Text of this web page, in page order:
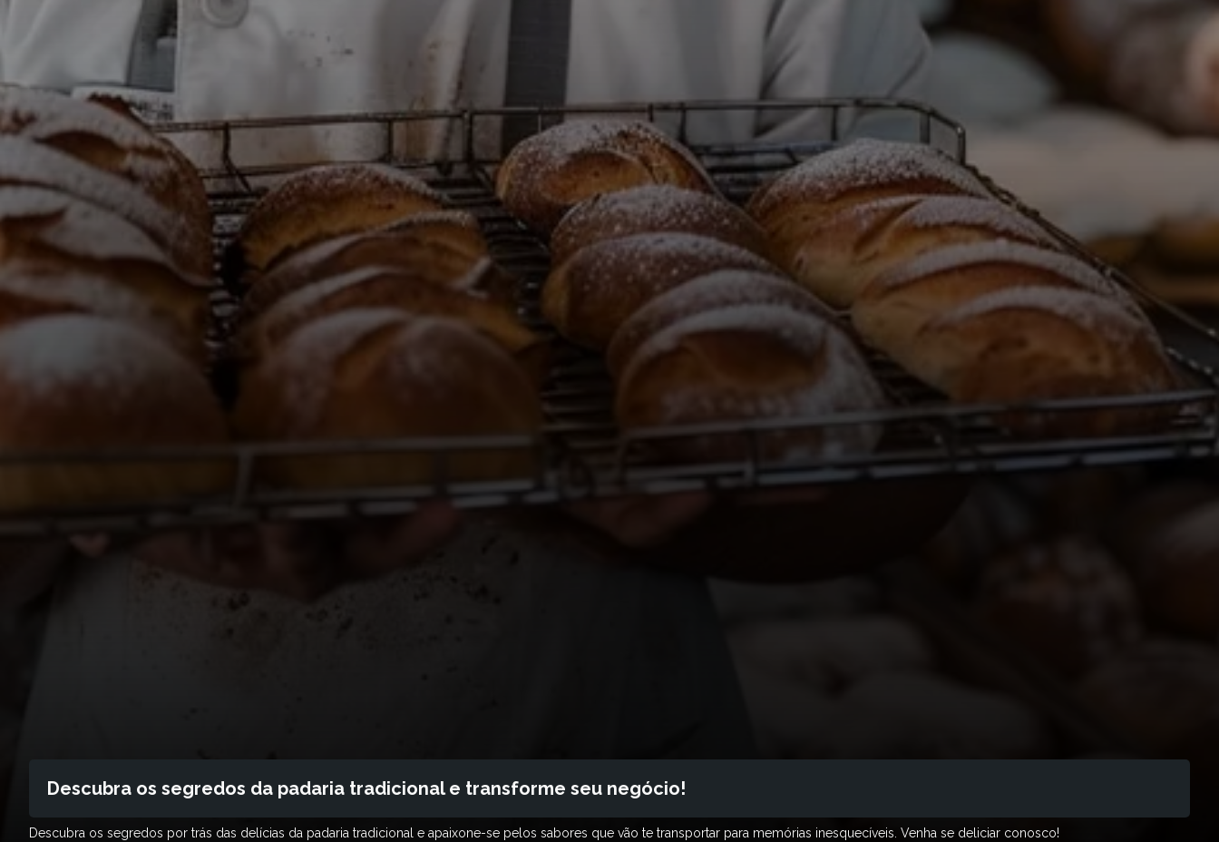
Descubra os segredos da padaria tradicional e transforme seu negócio!
Descubra os segredos por trás das delícias da padaria tradicional e apaixone-se pelos sabores que vão te transportar para memórias inesquecíveis. Venha se deliciar conosco!